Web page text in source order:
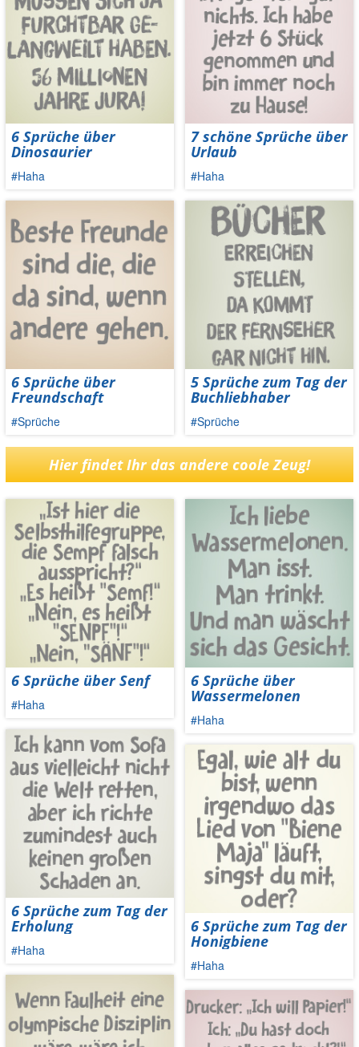
6 Sprüche über
Dinosaurier
#Haha
6 Sprüche über
Freundschaft
#Sprüche
7 schöne Sprüche über
Urlaub
#Haha
5 Sprüche zum Tag der
Buchliebhaber
#Sprüche
Hier findet Ihr das andere coole Zeug!
6 Sprüche über Senf
#Haha
6 Sprüche zum Tag der
Erholung
#Haha
6 Sprüche über
Wassermelonen
#Haha
6 Sprüche zum Tag der
Honigbiene
#Haha